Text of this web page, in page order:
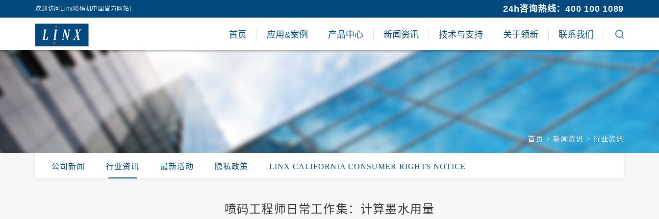
欢迎访问Linx喷码机中国官方网站! 24h咨询热线：400 100 1089
首页 应用&案例 产品中心 新闻资讯 技术与支持 关于领新 联系我们
首页 > 新闻资讯 > 行业资讯
公司新闻 行业资讯 最新活动 隐私政策 LINX CALIFORNIA CONSUMER RIGHTS NOTICE
喷码工程师日常工作集：计算墨水用量